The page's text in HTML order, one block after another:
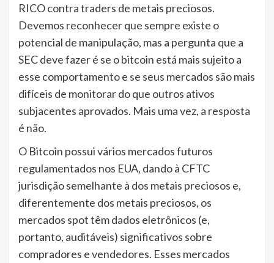
RICO contra traders de metais preciosos.
Devemos reconhecer que sempre existe o
potencial de manipulação, mas a pergunta que a
SEC deve fazer é se o bitcoin está mais sujeito a
esse comportamento e se seus mercados são mais
difíceis de monitorar do que outros ativos
subjacentes aprovados. Mais uma vez, a resposta
é não.
O Bitcoin possui vários mercados futuros
regulamentados nos EUA, dando à CFTC
jurisdição semelhante à dos metais preciosos e,
diferentemente dos metais preciosos, os
mercados spot têm dados eletrônicos (e,
portanto, auditáveis) significativos sobre
compradores e vendedores. Esses mercados